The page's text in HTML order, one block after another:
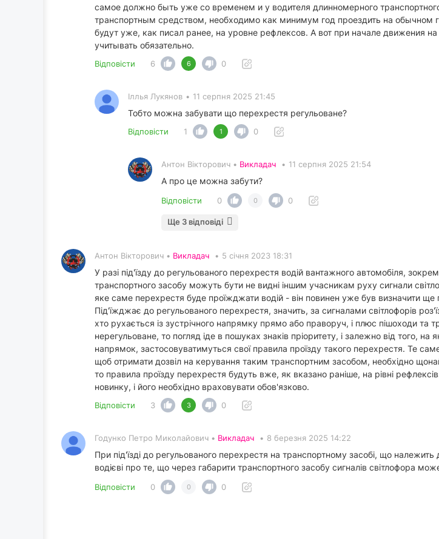
самое должно быть уже со временем и у водителя длинномерного
транспортным средством, необходимо как минимум год проездить на обычном
будут уже, как писал ранее, на уровне рефлексов. А вот при начале движения
учитывать обязательно.
Відповісти 6 6 0
Іллья Лукянов • 11 серпня 2025 21:45
Тобто можна забувати що перехрестя регульоване?
Відповісти 1 1 0
Антон Вікторович • Викладач • 11 серпня 2025 21:54
А про це можна забути?
Відповісти 0 0 0
Ще 3 відповіді
Антон Вікторович • Викладач • 5 січня 2023 18:31
У разі під'їзду до регульованого перехрестя водій вантажного автомобіля,
транспортного засобу можуть бути не видні іншим учасникам руху сигнали
яке саме перехрестя буде проїжджати водій - він повинен уже був визначити
Під'їжджає до регульованого перехрестя, значить, за сигналами світлофорів
хто рухається із зустрічного напрямку прямо або праворуч, і плюс пішоходи
нерегульоване, то погляд іде в пошуках знаків пріоритету, і залежно від того,
напрямок, застосовуватимуться свої правила проїзду такого перехрестя. Те
щоб отримати дозвіл на керування таким транспортним засобом, необхідно
то правила проїзду перехрестя будуть вже, як вказано раніше, на рівні
новинку, і його необхідно враховувати обов'язково.
Відповісти 3 3 0
Годунко Петро Миколайович • Викладач • 8 березня 2025 14:22
При під'їзді до регульованого перехрестя на транспортному засобі, що
водієві про те, що через габарити транспортного засобу сигналів світлофора
Відповісти 0 0 0